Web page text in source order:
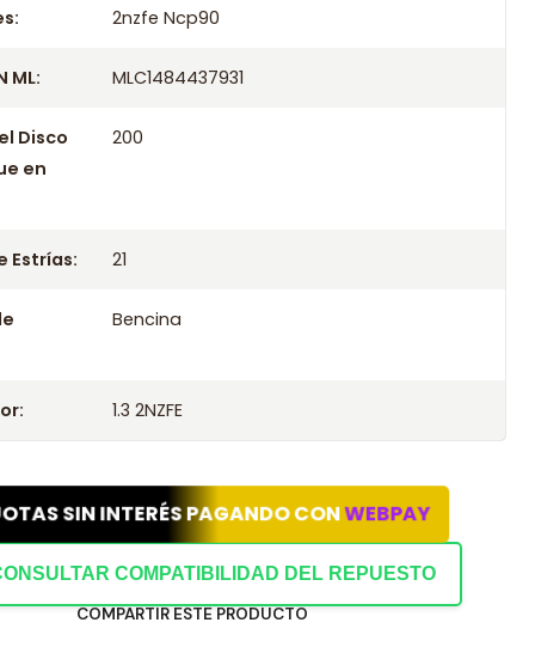
2nzfe Ncp90
ML: MLC1484437931
Disco
en
200
Estrías: 21
Bencina
1.3 2NZFE
SIN INTERÉS PAGANDO CONWEBPAY
COMPATIBILIDAD DEL REPUESTO
COMPARTIR ESTE PRODUCTO